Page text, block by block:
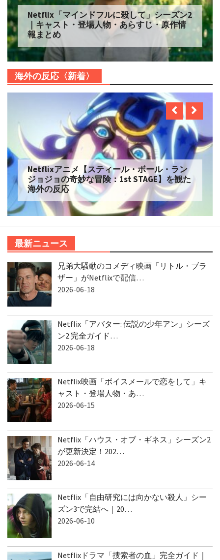
Netflix「自由研究には向かない殺人」シー
ズン2 配信へ｜キャスト・登場人物・あらす
じ・原作情報まとめ
海外の反応〈新着〉
Netflix実写【ONE PIECE】シーズン2 を観た
海外の反応
最新ニュース
兄弟大騒動のコメディ映画「リトル・ブラ
ザー」がNetflixで配信…
Netflix「アバター: 伝説の少年アン」シーズ
ン2 完全ガイド…
Netflix映画「ボイスメールで恋をして」キ
ャスト・登場人物・あ…
Netflix「ハウス・オブ・ギネス」シーズン2
が更新決定！202…
Netflix「自由研究には向かない殺人」シー
ズン3で完結へ｜20…